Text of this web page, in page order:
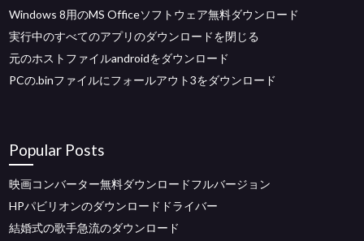
Windows 8用のMS Officeソフトウェア無料ダウンロード
実行中のすべてのアプリのダウンロードを閉じる
元のホストファイルandroidをダウンロード
PCの.binファイルにフォールアウト3をダウンロード
Popular Posts
映画コンバーター無料ダウンロードフルバージョン
HPパビリオンのダウンロードドライバー
結婚式の歌手急流のダウンロード